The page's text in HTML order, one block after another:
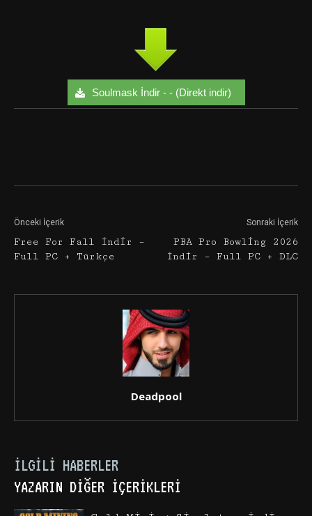
Soulmask İndir - - (Direkt indir)
Önceki İçerik
Free For Fall İndir –
Full PC + Türkçe
Sonraki İçerik
PBA Pro Bowling 2026
İndir – Full PC + DLC
Deadpool
İLGILI HABERLER
YAZARIN DIĞER İÇERIKLERI